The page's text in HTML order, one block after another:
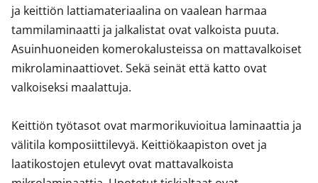
ja keittiön lattiamateriaalina on vaalean harmaa
tammilaminaatti ja jalkalistat ovat valkoista puuta.
Asuinhuoneiden komerokalusteissa on mattavalkoiset
mikrolaminaattiovet. Sekä seinät että katto ovat
valkoiseksi maalattuja.
Keittiön työtasot ovat marmorikuvioitua laminaattia ja
välitila komposiittilevyä. Keittiökaapiston ovet ja
laatikostojen etulevyt ovat mattavalkoista